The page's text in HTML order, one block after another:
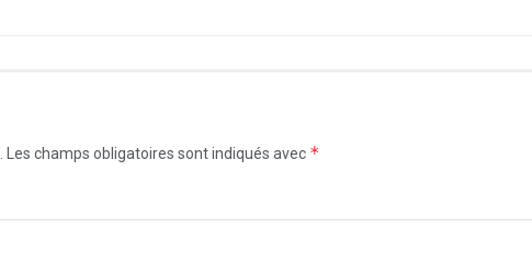
Les champs obligatoires sont indiqués avec *